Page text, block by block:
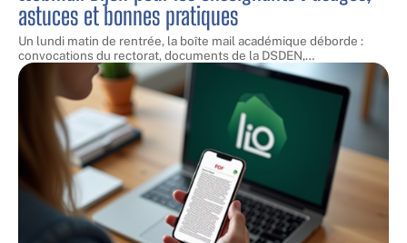
astuces et bonnes pratiques
Un lundi matin de rentrée, la boîte mail académique déborde :
convocations du rectorat, documents de la DSDEN,…